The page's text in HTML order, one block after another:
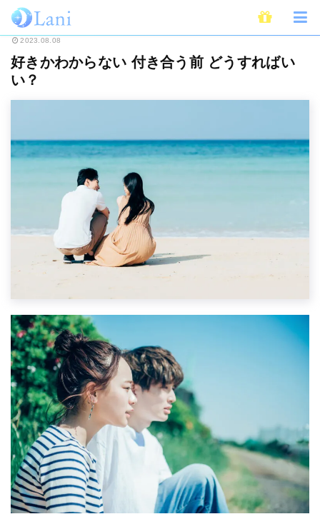
ホーム 恋愛 好きかわからない 付き合う前 どうすればいい？
2023.08.08
好きかわからない 付き合う前 どうすればい
い？